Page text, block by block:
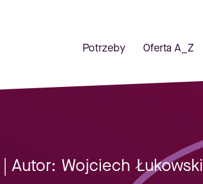
Potrzeby Oferta A_Z
| Autor: Wojciech Łukowski